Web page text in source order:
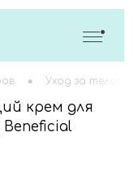
• Уход за телом
крем для